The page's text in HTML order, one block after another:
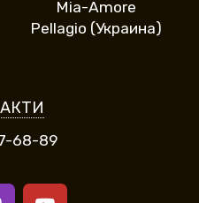
Mia-Amore
Pellagio (Украина)
68-89